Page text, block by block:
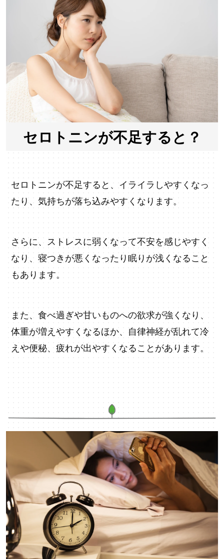
セロトニンが不足すると？
セロトニンが不足すると、イライラしやすくなっ
たり、気持ちが落ち込みやすくなります。
さらに、ストレスに弱くなって不安を感じやすく
なり、寝つきが悪くなったり眠りが浅くなること
もあります。
また、食べ過ぎや甘いものへの欲求が強くなり、
体重が増えやすくなるほか、自律神経が乱れて冷
えや便秘、疲れが出やすくなることがあります。